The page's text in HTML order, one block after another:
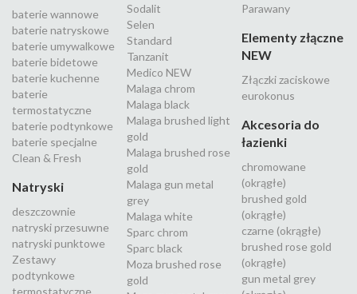
baterie wannowe
baterie natryskowe
baterie umywalkowe
baterie bidetowe
baterie kuchenne
baterie
termostatyczne
baterie podtynkowe
baterie specjalne
Clean & Fresh
Natryski
deszczownie
natryski przesuwne
natryski punktowe
Zestawy
podtynkowe
termostatyczne
Sodalit
Selen
Standard
Tanzanit
Medico NEW
Malaga chrom
Malaga black
Malaga brushed light
gold
Malaga brushed rose
gold
Malaga gun metal
grey
Malaga white
Sparc chrom
Sparc black
Moza brushed rose
gold
Parawany
Elementy złączne
NEW
Złączki zaciskowe
eurokonus
Akcesoria do
łazienki
chromowane
(okrągłe)
brushed gold
(okrągłe)
czarne (okrągłe)
brushed rose gold
(okrągłe)
gun metal grey